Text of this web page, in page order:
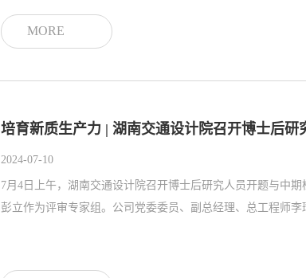
MORE
培育新质生产力 | 湖南交通设计院召开博士后研
2024-07-10
7月4日上午，湖南交通设计院召开博士后研究人员开题与中